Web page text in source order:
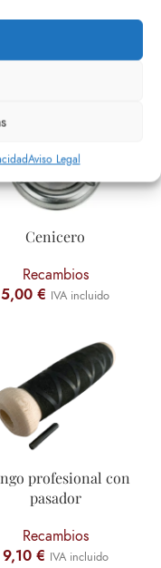
Aviso Legal
Pasador
Recambios
Cenicero
Recambios
5,00 € IVA incluido
profesional con
pasador
Recambios
9,10 € IVA incluido